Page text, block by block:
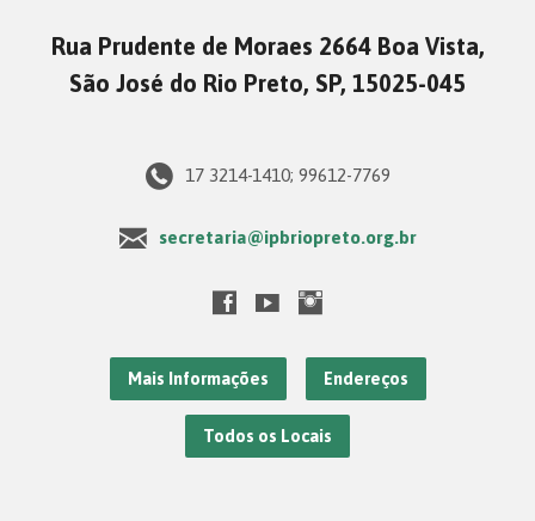
Rua Prudente de Moraes 2664 Boa Vista,
São José do Rio Preto, SP, 15025-045
17 3214-1410; 99612-7769
secretaria@ipbriopreto.org.br
Mais Informações Endereços
Todos os Locais